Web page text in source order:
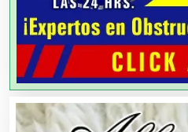
Animadores de
Aparatos y Equipos